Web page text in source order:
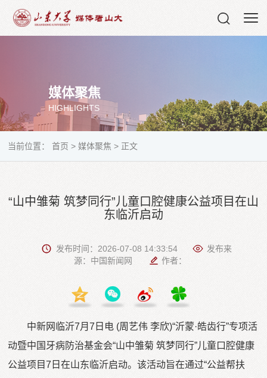
媒体聚焦
HIGHLIGHTS
当前位置：首页 > 媒体聚焦 > 正文
“山中雏菊 筑梦同行”儿童口腔健康公益项目在山
东临沂启动
发布时间：2026-07-08 14:33:54
发布来
源：中国新闻网
作者：
中新网临沂7月7日电 (周艺伟 李欣)“沂蒙·皓齿行”专项活
动暨中国牙病防治基金会“山中雏菊 筑梦同行”儿童口腔健康
公益项目7日在山东临沂启动。该活动旨在通过“公益帮扶